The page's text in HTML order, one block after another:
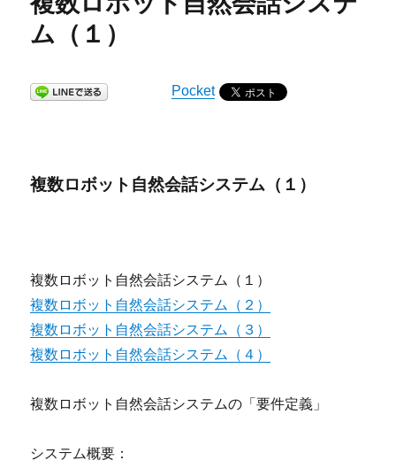
ム（１）
Pocket
複数ロボット自然会話システム（１）
複数ロボット自然会話システム（１）
複数ロボット自然会話システム（２）
複数ロボット自然会話システム（３）
複数ロボット自然会話システム（４）
複数ロボット自然会話システムの「要件定義」
システム概要：